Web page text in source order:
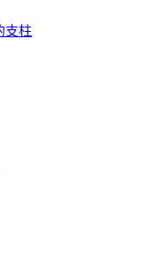
支柱